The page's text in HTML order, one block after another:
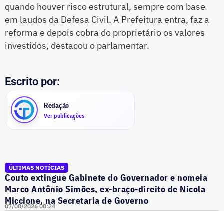
quando houver risco estrutural, sempre com base
em laudos da Defesa Civil. A Prefeitura entra, faz a
reforma e depois cobra do proprietário os valores
investidos, destacou o parlamentar.
Escrito por:
Redação
Ver publicações
ÚLTIMAS NOTÍCIAS
Couto extingue Gabinete do Governador e nomeia
Marco Antônio Simões, ex-braço-direito de Nicola
Miccione, na Secretaria de Governo
07/08/2026 08:24